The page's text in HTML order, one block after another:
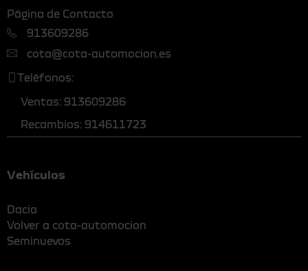
Página de Contacto
913609286
cota@cota-automocion.es
Teléfonos:
Ventas: 913609286
Recambios: 914611723
Vehículos
Dacia
Volver a cota-automocion
Seminuevos